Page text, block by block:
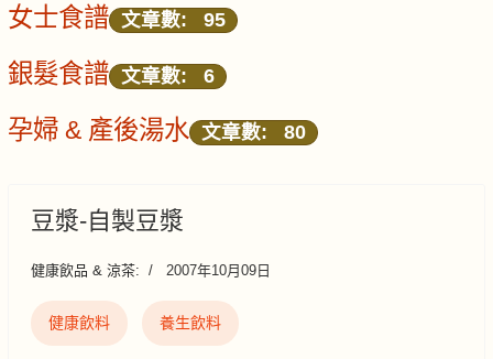
女士食譜 文章數: 95
銀髮食譜 文章數: 6
孕婦 & 產後湯水 文章數: 80
豆漿-自製豆漿
健康飲品 & 涼茶: 2007年10月09日
健康飲料 養生飲料